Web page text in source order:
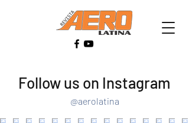
Follow us on Instagram
@aerolatina